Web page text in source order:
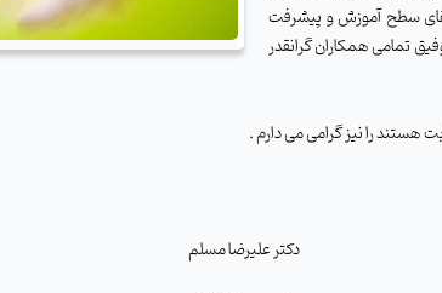
سطح آموزش و پیشرفت
تمامی همکاران گرانقدر
هستند را نیز گرامی می دارم .
دکتر علیرضا مسلم